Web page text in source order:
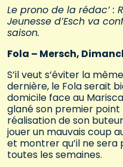
Le prono de la rédac’ :
Jeunesse d’Esch va
saison.
Fola – Mersch,
S’il veut s’éviter la
dernière, le Fola serait
domicile face au
glané son premier
réalisation de son
jouer un mauvais coup
et montrer qu’il ne
toutes les semaines.